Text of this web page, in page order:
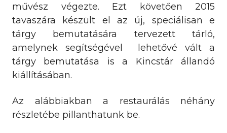
művész végezte. Ezt követően 2015
tavaszára készült el az új, speciálisan e
tárgy bemutatására tervezett tárló,
amelynek segítségével lehetővé vált a
tárgy bemutatása is a Kincstár állandó
kiállításában.
Az alábbiakban a restaurálás néhány
részletébe pillanthatunk be.